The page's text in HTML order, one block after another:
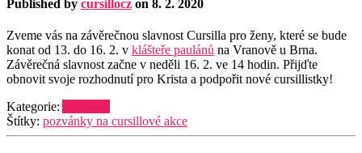
Published by cursillocz on 8. 2. 2020
Zveme vás na závěrečnou slavnost Cursilla pro ženy, které se bude
konat od 13. do 16. 2. v klášteře paulánů na Vranově u Brna.
Závěrečná slavnost začne v neděli 16. 2. ve 14 hodin. Přijďte
obnovit svoje rozhodnutí pro Krista a podpořit nové cursillistky!
Kategorie:
Štítky: pozvánky na cursillové akce